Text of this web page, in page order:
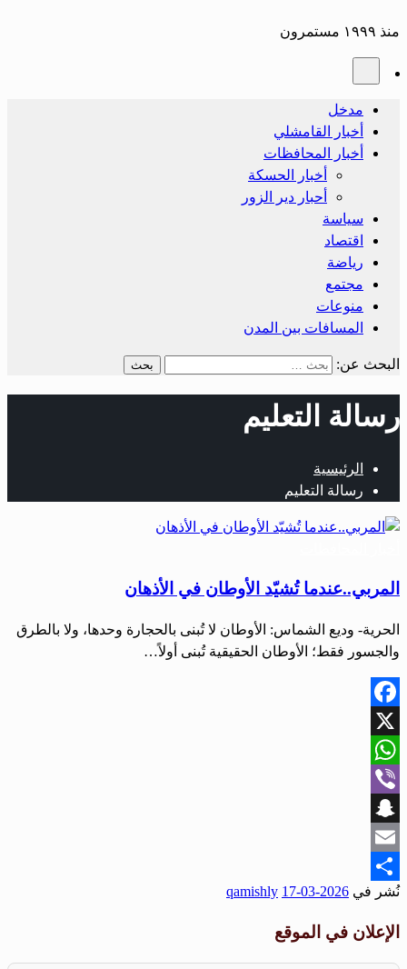
منذ ١٩٩٩ مستمرون
مدخل
أخبار القامشلي
أخبار المحافظات
أخبار الحسكة
أحبار دير الزور
سياسة
اقتصاد
رياضة
مجتمع
منوعات
المسافات بين المدن
البحث عن:
رسالة التعليم
الرئيسية
رسالة التعليم
المربي..عندما تُشيّد الأوطان في الأذهان
الحرية- وديع الشماس: الأوطان لا تُبنى بالحجارة وحدها، ولا بالطرق
والجسور فقط؛ الأوطان الحقيقية تُبنى أولاً…
Facebook
X
WhatsApp
Viber
Snapchat
Email
Share
نُشر في 2026-03-17
qamishly
الإعلان في الموقع